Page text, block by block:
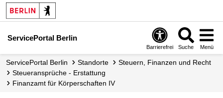
ServicePortal Berlin
Barrierefrei Suche Menü
ServicePortal Berlin Standorte
Steuern, Finanzen und Recht
Steueransprüche - Erstattung
Finanzamt für Körperschaften IV